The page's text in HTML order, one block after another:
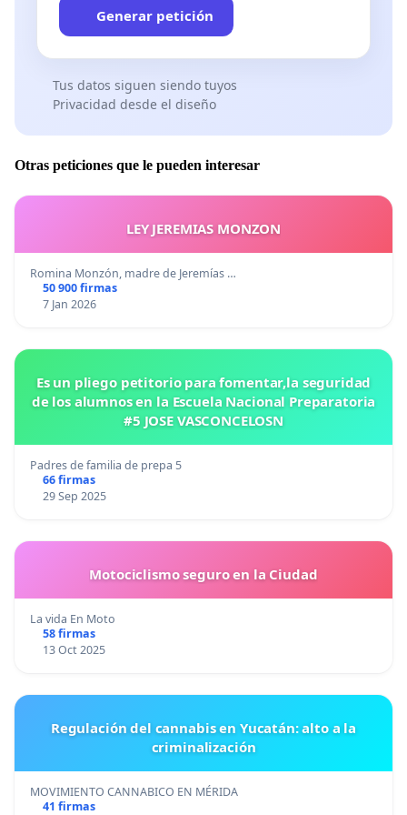
Generar petición
Tus datos siguen siendo tuyos
Privacidad desde el diseño
Otras peticiones que le pueden interesar
LEY JEREMIAS MONZON
Romina Monzón, madre de Jeremías …
50 900 firmas
7 Jan 2026
Es un pliego petitorio para fomentar,la seguridad
de los alumnos en la Escuela Nacional Preparatoria
#5 JOSE VASCONCELOSN
Padres de familia de prepa 5
66 firmas
29 Sep 2025
Motociclismo seguro en la Ciudad
La vida En Moto
58 firmas
13 Oct 2025
Regulación del cannabis en Yucatán: alto a la
criminalización
MOVIMIENTO CANNABICO EN MÉRIDA
41 firmas